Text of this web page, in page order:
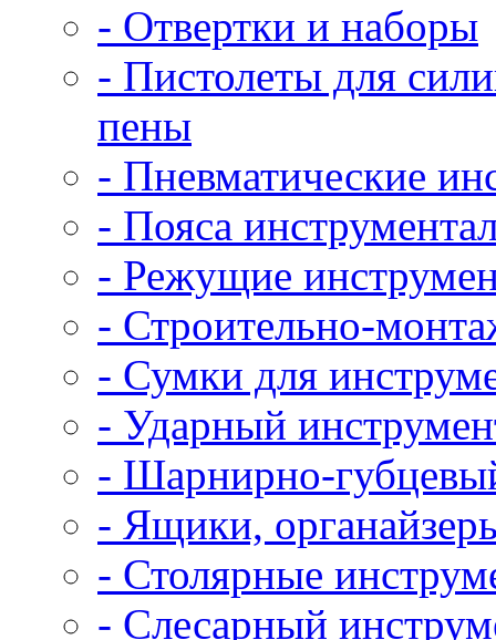
- Отвертки и наборы
- Пистолеты для
пены
- Пневматические
- Пояса
- Режущие
- Строительно-
- Сумки для
- Ударный
- Шарнирно-
- Ящики,
- Столярные
- Слесарный